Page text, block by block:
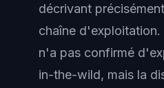
décrivant
chaîne
n'a pas confirmé
in-the-wild, mais la